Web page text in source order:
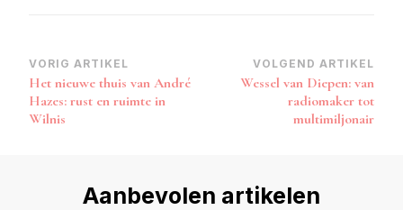
Bericht
navigatie
VORIG ARTIKEL
Het nieuwe thuis van André
Hazes: rust en ruimte in
Wilnis
VOLGEND ARTIKEL
Wessel van Diepen: van
radiomaker tot
multimiljonair
Aanbevolen artikelen